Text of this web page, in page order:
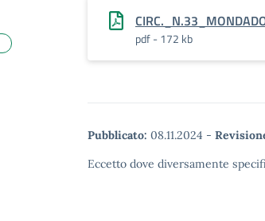
pdf - 172 kb
Pubblicato: 08.11.2024 -
Eccetto dove diversamente